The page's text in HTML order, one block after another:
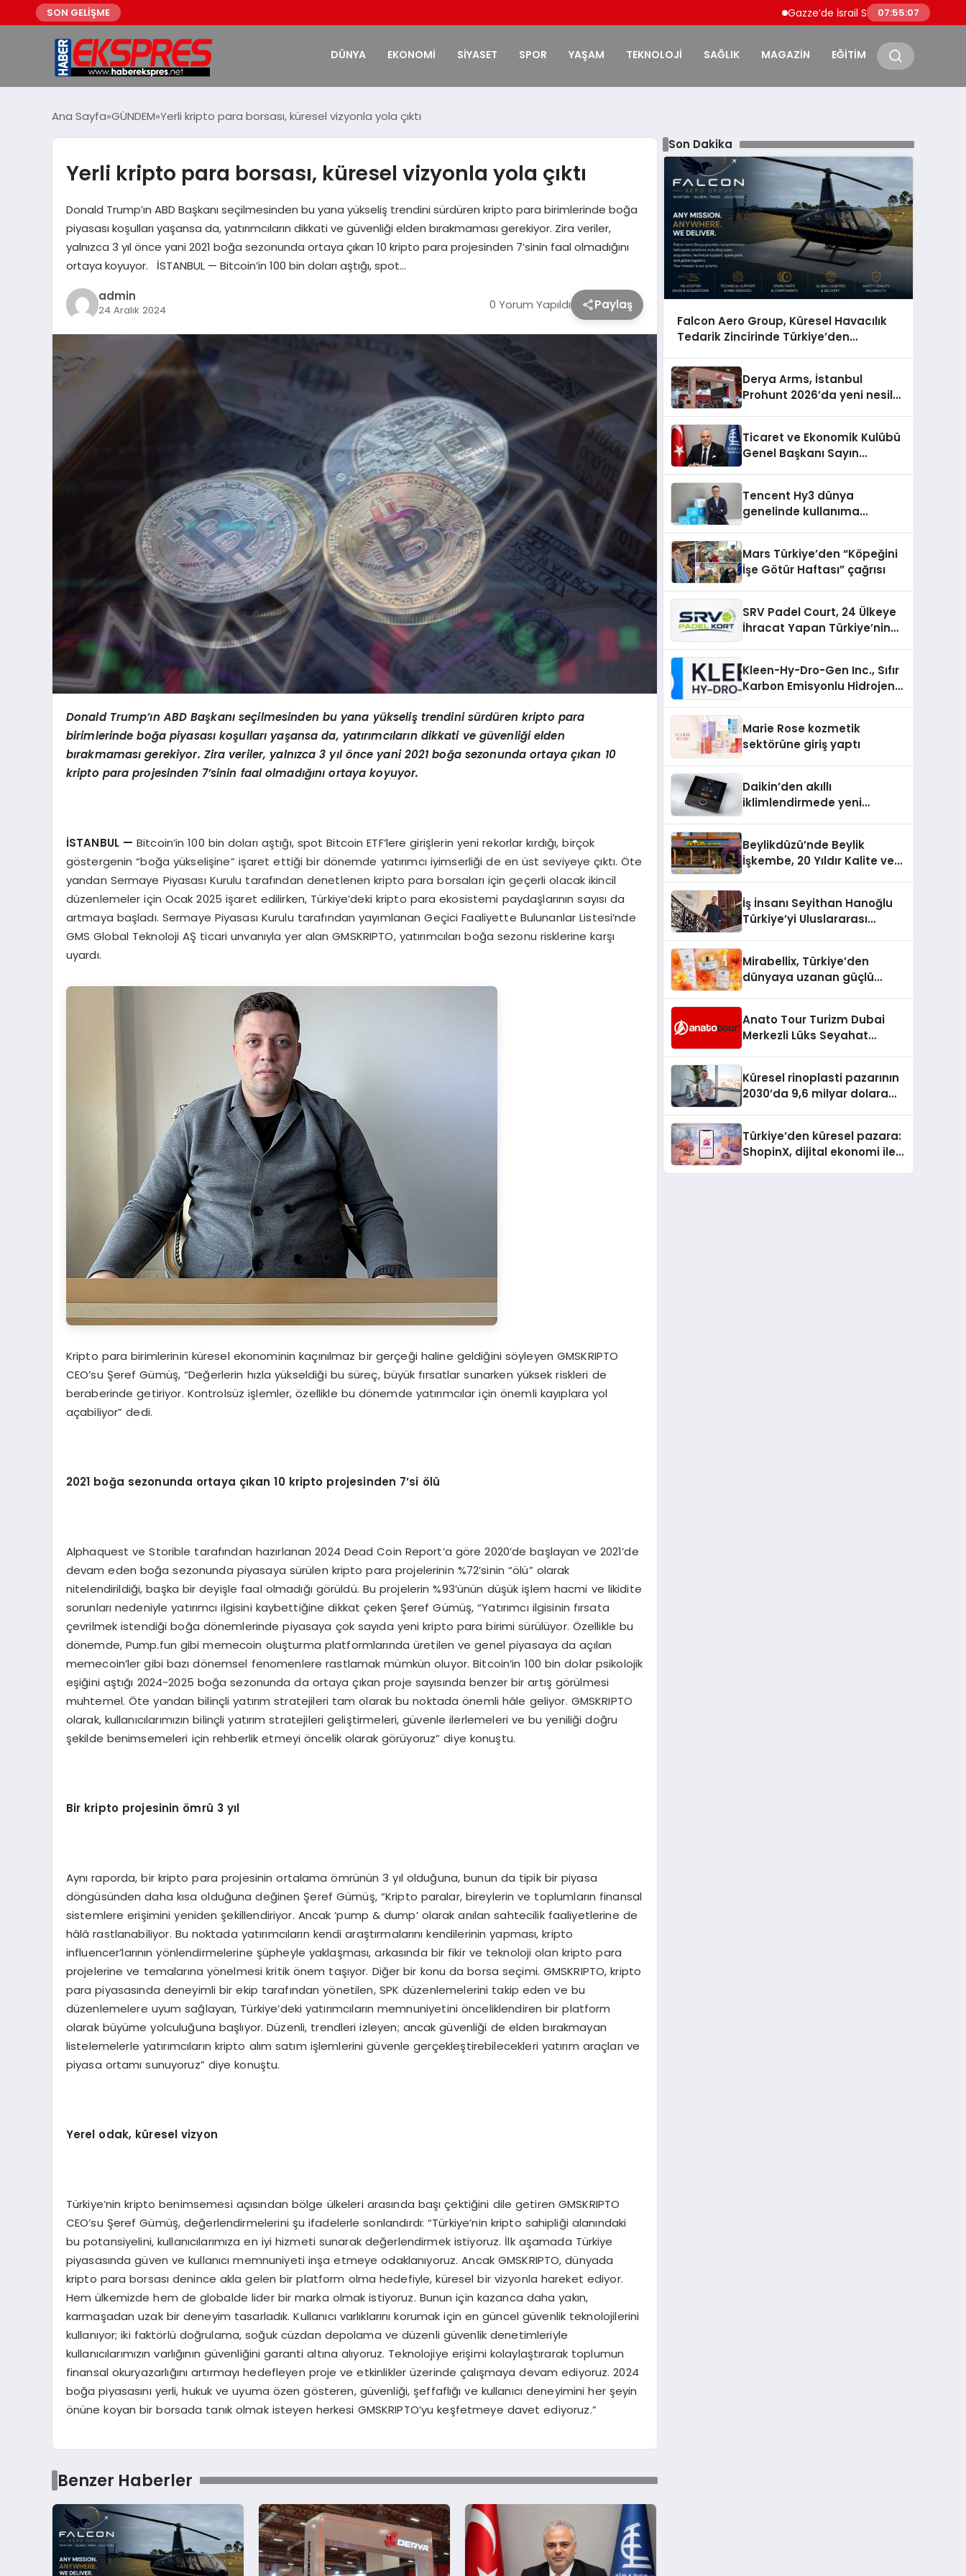
SON GELİŞME Gazze’de İsrail Saldırıları Can Kaybı 73 Bin
07:55:09
DÜNYA EKONOMİ SİYASET SPOR YAŞAM TEKNOLOJİ SAĞLIK MAGAZİN EĞİTİM
Ana Sayfa GÜNDEM Yerli kripto para borsası, küresel vizyonla yola çıktı
Yerli kripto para borsası, küresel vizyonla yola çıktı
Donald Trump’ın ABD Başkanı seçilmesinden bu yana yükseliş trendini sürdüren kripto para birimlerinde boğa
piyasası koşulları yaşansa da, yatırımcıların dikkati ve güvenliği elden bırakmaması gerekiyor. Zira veriler,
yalnızca 3 yıl önce yani 2021 boğa sezonunda ortaya çıkan 10 kripto para projesinden 7’sinin faal olmadığını
ortaya koyuyor. İSTANBUL — Bitcoin’in 100 bin doları aştığı, spot…
admin
24 Aralık 2024 0 Yorum Yapıldı Paylaş
Donald Trump’ın ABD Başkanı seçilmesinden bu yana yükseliş trendini sürdüren kripto para
birimlerinde boğa piyasası koşulları yaşansa da, yatırımcıların dikkati ve güvenliği elden
bırakmaması gerekiyor. Zira veriler, yalnızca 3 yılönce yani2021 boğa sezonunda ortaya çıkan 10
kripto para projesinden 7’sinin faal olmadığını ortaya koyuyor.
İSTANBUL — Bitcoin’in 100 bin doları aştığı, spot Bitcoin ETF’lere girişlerin yeni rekorlar kırdığı, birçok
göstergenin “boğa yükselişine” işaret ettiği bir dönemde yatırımcı iyimserliği de en üst seviyeye çıktı. Öte
yandan Sermaye Piyasası Kurulu tarafından denetlenen kripto para borsaları için geçerli olacak ikincil
düzenlemeler için Ocak 2025 işaret edilirken, Türkiye’deki kripto para ekosistemi paydaşlarının sayısı da
artmaya başladı. Sermaye Piyasası Kurulu tarafından yayımlanan Geçici Faaliyette Bulunanlar Listesi’nde
GMS Global Teknoloji AŞ ticari unvanıyla yer alan GMSKRIPTO, yatırımcıları boğa sezonu risklerine karşı
uyardı.
Kripto para birimlerinin küresel ekonominin kaçınılmaz bir gerçeği haline geldiğini söyleyen GMSKRIPTO
CEO’su Şeref Gümüş, “Değerlerin hızla yükseldiği bu süreç, büyük fırsatlar sunarken yüksek riskleri de
beraberinde getiriyor. Kontrolsüz işlemler, özellikle bu dönemde yatırımcılar için önemli kayıplara yol
açabiliyor” dedi.
2021 boğa sezonunda ortaya çıkan 10 kripto projesinden 7’si ölü
Alphaquest ve Storible tarafından hazırlanan 2024 Dead Coin Report’a göre 2020’de başlayan ve 2021’de
devam eden boğa sezonunda piyasaya sürülen kripto para projelerinin %72’sinin “ölü” olarak
nitelendirildiği, başka bir deyişle faal olmadığı görüldü. Bu projelerin %93’ünün düşük işlem hacmi ve likidite
sorunları nedeniyle yatırımcı ilgisini kaybettiğine dikkat çeken Şeref Gümüş, “Yatırımcı ilgisinin fırsata
çevrilmek istendiği boğa dönemlerinde piyasaya çok sayıda yeni kripto para birimi sürülüyor. Özellikle bu
dönemde, Pump.fun gibi memecoin oluşturma platformlarında üretilen ve genel piyasaya da açılan
memecoin’ler gibi bazı dönemsel fenomenlere rastlamak mümkün oluyor. Bitcoin’in 100 bin dolar psikolojik
eşiğini aştığı 2024-2025 boğa sezonunda da ortaya çıkan proje sayısında benzer bir artış görülmesi
muhtemel. Öte yandan bilinçli yatırım stratejileri tam olarak bu noktada önemli hâle geliyor. GMSKRIPTO
olarak, kullanıcılarımızın bilinçli yatırım stratejileri geliştirmeleri, güvenle ilerlemeleri ve bu yeniliği doğru
şekilde benimsemeleri için rehberlik etmeyi öncelik olarak görüyoruz” diye konuştu.
Bir kripto projesinin ömrü 3 yıl
Aynı raporda, bir kripto para projesinin ortalama ömrünün 3 yıl olduğuna, bunun da tipik bir piyasa
döngüsünden daha kısa olduğuna değinen Şeref Gümüş, “Kripto paralar, bireylerin ve toplumların finansal
sistemlere erişimini yeniden şekillendiriyor. Ancak ‘pump & dump’ olarak anılan sahtecilik faaliyetlerine de
hâlâ rastlanabiliyor. Bu noktada yatırımcıların kendi araştırmalarını kendilerinin yapması, kripto
influencer’larının yönlendirmelerine şüpheyle yaklaşması, arkasında bir fikir ve teknoloji olan kripto para
projelerine ve temalarına yönelmesi kritik önem taşıyor. Diğer bir konu da borsa seçimi. GMSKRIPTO, kripto
para piyasasında deneyimli bir ekip tarafından yönetilen, SPK düzenlemelerini takip eden ve bu
düzenlemelere uyum sağlayan, Türkiye’deki yatırımcıların memnuniyetini önceliklendiren bir platform
olarak büyüme yolculuğuna başlıyor. Düzenli, trendleri izleyen; ancak güvenliği de elden bırakmayan
listelemelerle yatırımcıların kripto alım satım işlemlerini güvenle gerçekleştirebilecekleri yatırım araçları ve
piyasa ortamı sunuyoruz” diye konuştu.
Yerel odak, küresel vizyon
Türkiye’nin kripto benimsemesi açısından bölge ülkeleri arasında başı çektiğini dile getiren GMSKRIPTO
CEO’su Şeref Gümüş, değerlendirmelerini şu ifadelerle sonlandırdı: “Türkiye’nin kripto sahipliği alanındaki
bu potansiyelini, kullanıcılarımıza en iyi hizmeti sunarak değerlendirmek istiyoruz. İlk aşamada Türkiye
piyasasında güven ve kullanıcı memnuniyeti inşa etmeye odaklanıyoruz. Ancak GMSKRIPTO, dünyada
kripto para borsası denince akla gelen bir platform olma hedefiyle, küresel bir vizyonla hareket ediyor.
Hem ülkemizde hem de globalde lider bir marka olmak istiyoruz. Bunun için kazanca daha yakın,
karmaşadan uzak bir deneyim tasarladık. Kullanıcı varlıklarını korumak için en güncel güvenlik teknolojilerini
kullanıyor; iki faktörlü doğrulama, soğuk cüzdan depolama ve düzenli güvenlik denetimleriyle
kullanıcılarımızın varlığının güvenliğini garanti altına alıyoruz. Teknolojiye erişimi kolaylaştırarak toplumun
finansal okuryazarlığını artırmayı hedefleyen proje ve etkinlikler üzerinde çalışmaya devam ediyoruz. 2024
boğa piyasasını yerli, hukuk ve uyuma özen gösteren, güvenliği, şeffaflığı ve kullanıcı deneyimini her şeyin
önüne koyan bir borsada tanık olmak isteyen herkesi GMSKRIPTO’yu keşfetmeye davet ediyoruz.”
Benzer Haberler
Son Dakika
Falcon Aero Group, Küresel Havacılık
Tedarik Zincirinde Türkiye’den
Derya Arms, İstanbul
Prohunt 2026’da yeni nesil
Ticaret ve Ekonomik Kulübü
Genel Başkanı Sayın
şunları kaydetti:
Tencent Hy3 dünya
genelinde kullanıma
Mars Türkiye’den “Köpeğini
İşe Götür Haftası” çağrısı
SRV Padel Court, 24 Ülkeye
İhracat Yapan Türkiye’nin
Kleen-Hy-Dro-Gen Inc., Sıfır
Karbon Emisyonlu Hidrojen
Aldı
Marie Rose kozmetik
sektörüne giriş yaptı
Daikin’den akıllı
iklimlendirmede yeni
Beylikdüzü’nde Beylik
İşkembe, 20 Yıldır Kalite ve
İş İnsanı Seyithan Hanoğlu
Türkiye’yi Uluslararası
Mirabellix, Türkiye’den
dünyaya uzanan güçlü
Anato Tour Turizm Dubai
Merkezli Lüks Seyahat
Küresel rinoplasti pazarının
2030’da 9,6 milyar dolara
Türkiye’den küresel pazara:
ShopinX, dijital ekonomi ile